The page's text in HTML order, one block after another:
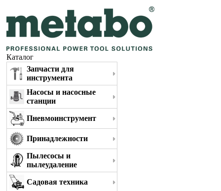
Каталог
Запчасти для
инструмента
Насосы и насосные
станции
Пневмоинструмент
Принадлежности
Пылесосы и
пылеудаление
Садовая техника